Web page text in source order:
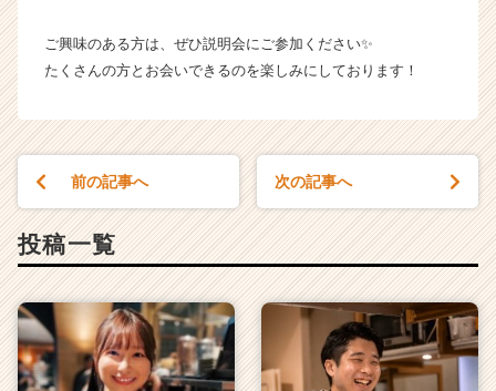
げ
／
ま
そ
他】
タ
イ
ム
ラ
ご興味のある方は、ぜひ説明会にご参加ください✨
たくさんの方とお会いできるのを楽しみにしております！
前の記事へ 次の記事へ
投稿一覧